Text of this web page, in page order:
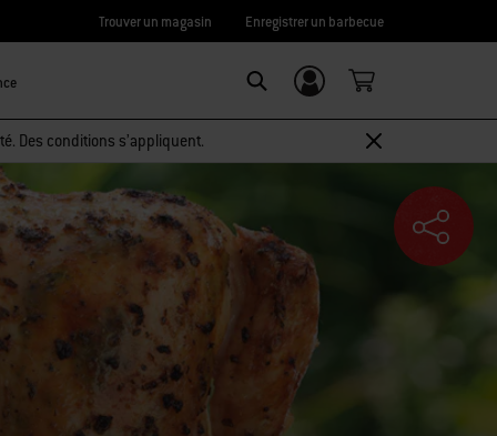
Trouver un magasin Enregistrer un barbecue
Connexion/
Inscription
Des conditions s’appliquent.